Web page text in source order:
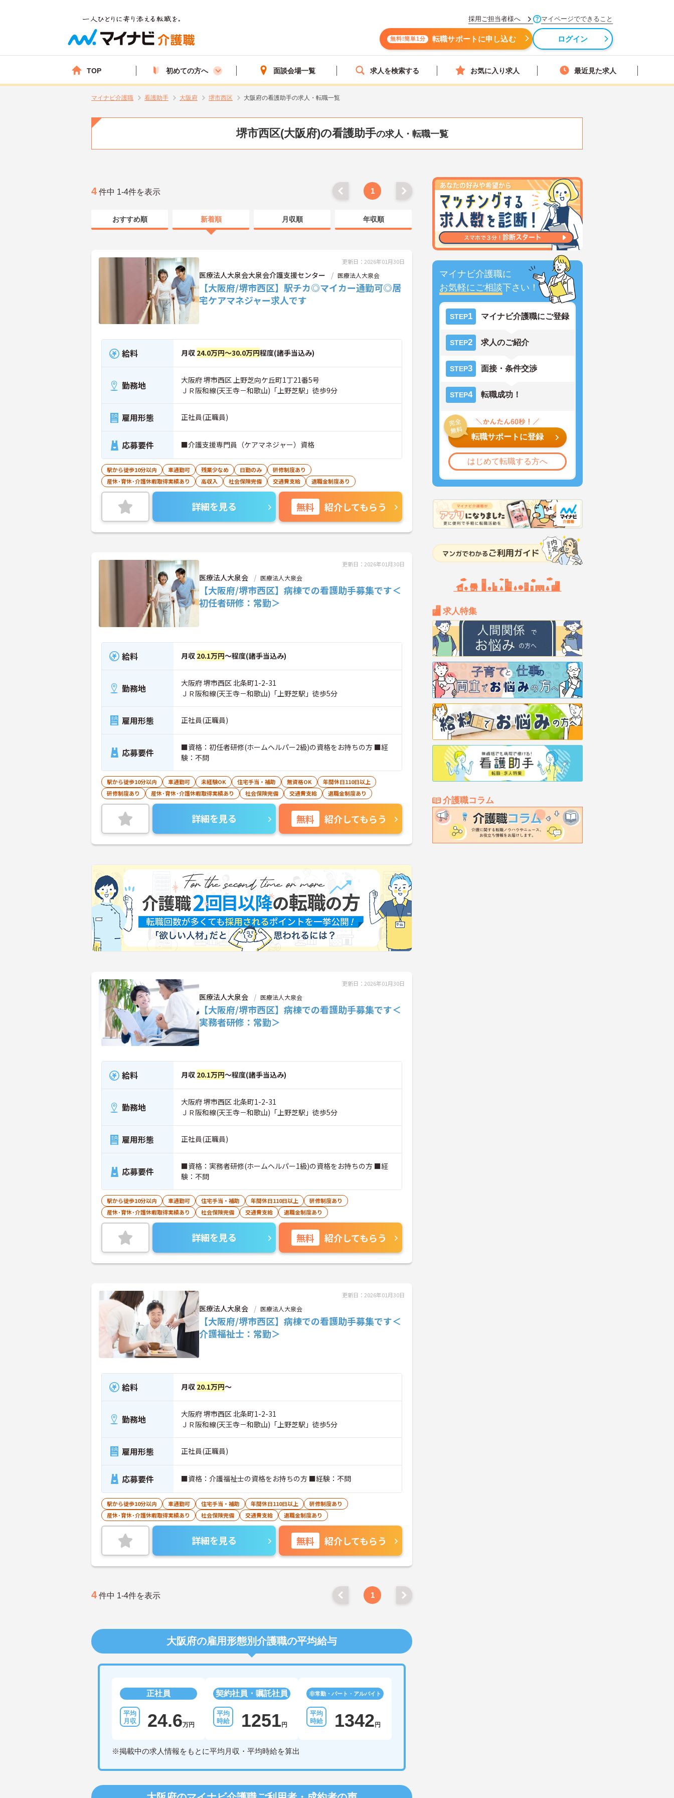
採用ご担当者様へ マイページでできること
無料!簡単1分 転職サポートに申し込む ログイン
TOP 初めての方へ 面談会場一覧 求人を検索する お気に入り求人 最近見た求人
マイナビ介護職 看護助手 大阪府 堺市西区 大阪府の看護助手の求人・転職一覧
堺市西区(大阪府)の看護助手の求人・転職一覧
マイナビ介護職に
お気軽にご相談下さい！
STEP1 マイナビ介護職にご登録
STEP2 求人のご紹介
STEP3 面接・条件交渉
STEP4 転職成功！
転職サポートに登録
はじめて転職する方へ
求人特集
介護職コラム
4 件中 1-4件を表示 1
おすすめ順 新着順 月収順 年収順
更新日：2026年01月30日
医療法人大泉会大泉会介護支援センター 医療法人大泉会
【大阪府/堺市西区】駅チカ◎マイカー通勤可◎居
宅ケアマネジャー求人です
給料 月収 24.0万円～30.0万円程度(諸手当込み)
勤務地
大阪府 堺市西区 上野芝向ケ丘町1丁21番5号
ＪＲ阪和線(天王寺－和歌山)「上野芝駅」徒歩9分
雇用形態 正社員(正職員)
応募要件 ■介護支援専門員（ケアマネジャー）資格
駅から徒歩10分以内 車通勤可 残業少なめ 日勤のみ
研修制度あり
産休･育休･介護休暇取得実績あり
高収入 社会保険完備 交通費支給 退職金制度あり
詳細を見る 無料 紹介してもらう
更新日：2026年01月30日
医療法人大泉会 医療法人大泉会
【大阪府/堺市西区】病棟での看護助手募集です＜
初任者研修：常勤＞
給料 月収 20.1万円～程度(諸手当込み)
勤務地
大阪府 堺市西区 北条町1-2-31
ＪＲ阪和線(天王寺－和歌山)「上野芝駅」徒歩5分
雇用形態 正社員(正職員)
応募要件
■資格：初任者研修(ホームヘルパー2級)の資格をお持ちの方 ■経
験：不問
駅から徒歩10分以内 車通勤可 未経験OK 住宅手当・補助 無資格OK
年間休日110日以上
研修制度あり
産休･育休･介護休暇取得実績あり 社会保険完備 交通費支給 退職金制度あり
詳細を見る 無料 紹介してもらう
更新日：2026年01月30日
医療法人大泉会 医療法人大泉会
【大阪府/堺市西区】病棟での看護助手募集です＜
実務者研修：常勤＞
給料 月収 20.1万円～程度(諸手当込み)
勤務地
大阪府 堺市西区 北条町1-2-31
ＪＲ阪和線(天王寺－和歌山)「上野芝駅」徒歩5分
雇用形態 正社員(正職員)
応募要件
■資格：実務者研修(ホームヘルパー1級)の資格をお持ちの方 ■経
験：不問
駅から徒歩10分以内 車通勤可 住宅手当・補助 年間休日110日以上
研修制度あり
産休･育休･介護休暇取得実績あり
社会保険完備 交通費支給 退職金制度あり
詳細を見る 無料 紹介してもらう
更新日：2026年01月30日
医療法人大泉会 医療法人大泉会
【大阪府/堺市西区】病棟での看護助手募集です＜
介護福祉士：常勤＞
給料 月収 20.1万円～
勤務地
大阪府 堺市西区 北条町1-2-31
ＪＲ阪和線(天王寺－和歌山)「上野芝駅」徒歩5分
雇用形態 正社員(正職員)
応募要件 ■資格：介護福祉士の資格をお持ちの方 ■経験：不問
駅から徒歩10分以内 車通勤可 住宅手当・補助 年間休日110日以上
研修制度あり
産休･育休･介護休暇取得実績あり
社会保険完備 交通費支給 退職金制度あり
詳細を見る 無料 紹介してもらう
4 件中 1-4件を表示 1
大阪府の雇用形態別介護職の平均給与
正社員
24.6万円
契約社員・嘱託社員
1251円
非常勤・パート・アルバイト
1342円
※掲載中の求人情報をもとに平均月収・平均時給を算出